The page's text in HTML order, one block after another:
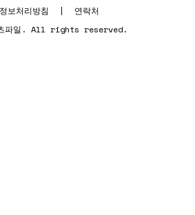
보처리방침 |
연락처
파일. All rights reserved.